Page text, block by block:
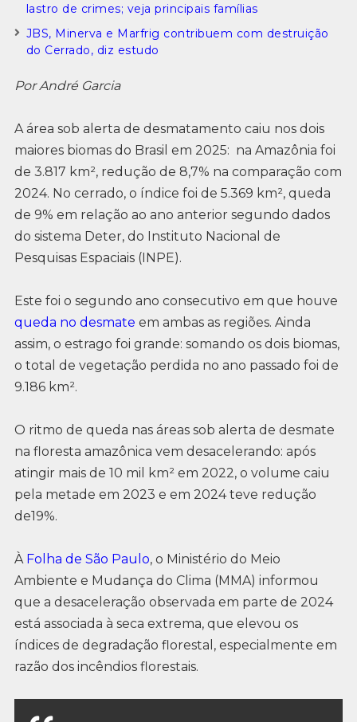
lastro de crimes; veja principais famílias
JBS, Minerva e Marfrig contribuem com destruição
do Cerrado, diz estudo
Por André Garcia
A área sob alerta de desmatamento caiu nos dois
maiores biomas do Brasil em 2025: na Amazônia foi
de 3.817 km², redução de 8,7% na comparação com
2024. No cerrado, o índice foi de 5.369 km², queda
de 9% em relação ao ano anterior segundo dados
do sistema Deter, do Instituto Nacional de
Pesquisas Espaciais (INPE).
Este foi o segundo ano consecutivo em que houve
queda no desmate em ambas as regiões. Ainda
assim, o estrago foi grande: somando os dois biomas,
o total de vegetação perdida no ano passado foi de
9.186 km².
O ritmo de queda nas áreas sob alerta de desmate
na floresta amazônica vem desacelerando: após
atingir mais de 10 mil km² em 2022, o volume caiu
pela metade em 2023 e em 2024 teve redução
de19%.
À Folha de São Paulo, o Ministério do Meio
Ambiente e Mudança do Clima (MMA) informou
que a desaceleração observada em parte de 2024
está associada à seca extrema, que elevou os
índices de degradação florestal, especialmente em
razão dos incêndios florestais.